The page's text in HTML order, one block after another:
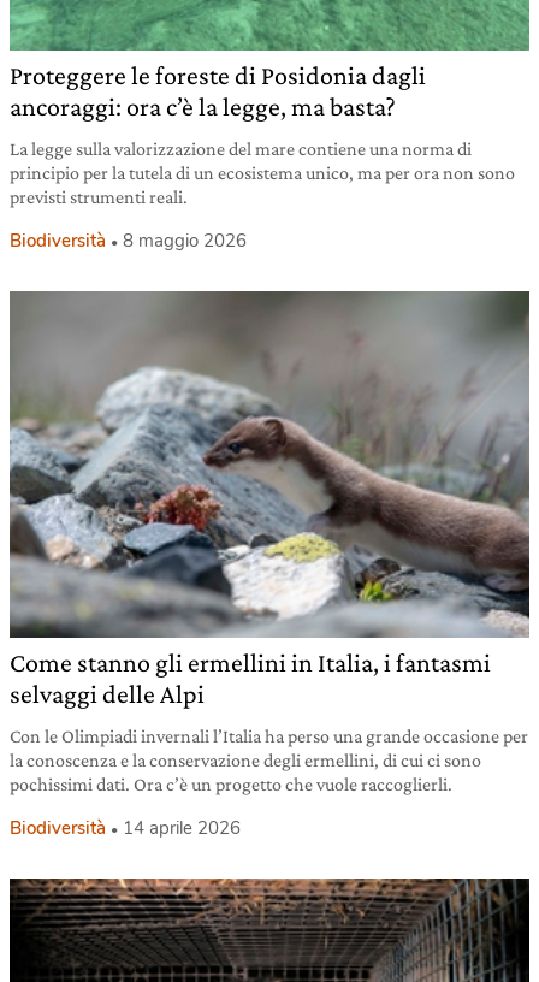
Proteggere le foreste di Posidonia dagli
ancoraggi: ora c’è la legge, ma basta?
La legge sulla valorizzazione del mare contiene una norma di
principio per la tutela di un ecosistema unico, ma per ora non sono
previsti strumenti reali.
Biodiversità 8 maggio 2026
Come stanno gli ermellini in Italia, i fantasmi
selvaggi delle Alpi
Con le Olimpiadi invernali l’Italia ha perso una grande occasione per
la conoscenza e la conservazione degli ermellini, di cui ci sono
pochissimi dati. Ora c’è un progetto che vuole raccoglierli.
Biodiversità 14 aprile 2026